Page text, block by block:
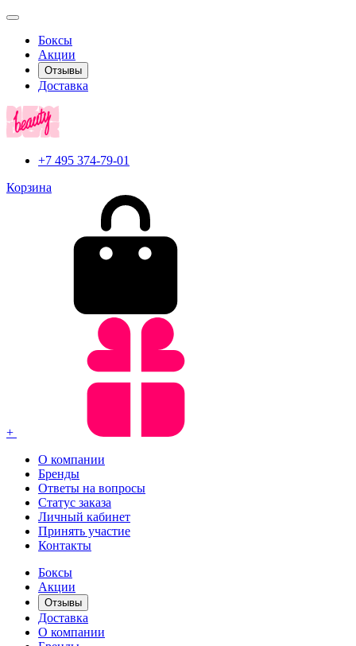
Боксы
Акции
Отзывы
Доставка
+7 495 374-79-01
Корзина
+
О компании
Бренды
Ответы на вопросы
Статус заказа
Личный кабинет
Принять участие
Контакты
Боксы
Акции
Отзывы
Доставка
О компании